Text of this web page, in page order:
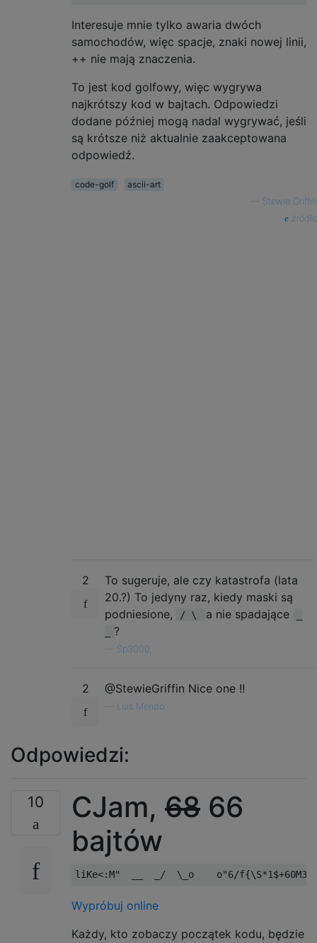
Interesuje mnie tylko awaria dwóch
samochodów, więc spacje, znaki nowej linii,
++ nie mają znaczenia.
To jest kod golfowy, więc wygrywa
najkrótszy kod w bajtach. Odpowiedzi
dodane później mogą nadal wygrywać, jeśli
są krótsze niż aktualnie zaakceptowana
odpowiedź.
code-golf
ascii-art
Stewie Griffin
źródło
2
To sugeruje, ale czy katastrofa (lata
20.?) To jedyny raz, kiedy maski są
podniesione,
/ \ a nie spadające
?
Sp3000,
2 @StewieGriffin Nice one !!
Luis Mendo
Odpowiedzi:
10 CJam, 68 66
bajtów
Wypróbuj online
Każdy, kto zobaczy początek kodu, będzie